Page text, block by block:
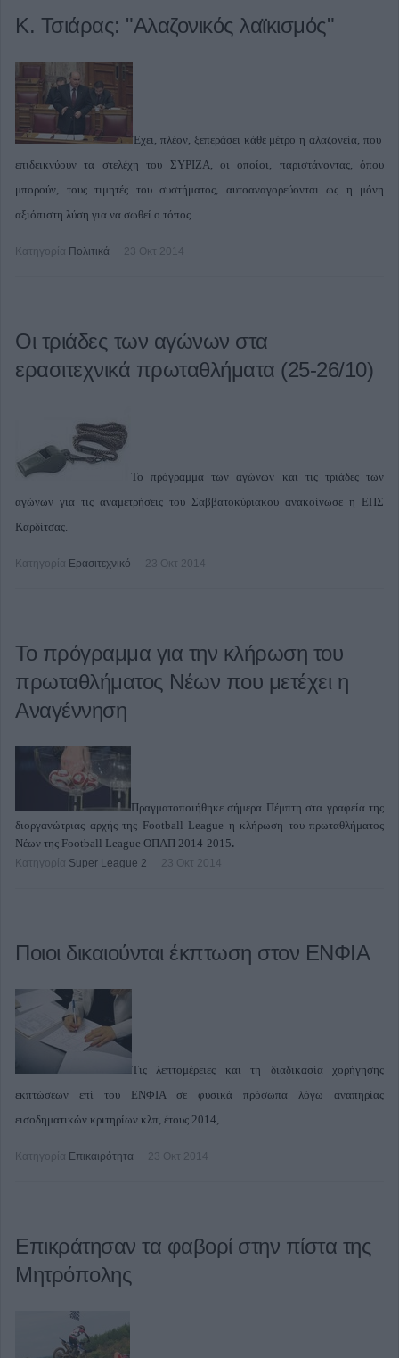
Κ. Τσιάρας: "Αλαζονικός λαϊκισμός"
Έχει, πλέον, ξεπεράσει κάθε μέτρο η αλαζονεία, που
επιδεικνύουν τα στελέχη του ΣΥΡΙΖΑ, οι οποίοι, παριστάνοντας, όπου
μπορούν, τους τιμητές του συστήματος, αυτοαναγορεύονται ως η μόνη
αξιόπιστη λύση για να σωθεί ο τόπος.
Κατηγορία Πολιτικά 23 Οκτ 2014
Οι τριάδες των αγώνων στα
ερασιτεχνικά πρωταθλήματα (25-26/10)
Το πρόγραμμα των αγώνων και τις τριάδες των
αγώνων για τις αναμετρήσεις του Σαββατοκύριακου ανακοίνωσε η ΕΠΣ
Καρδίτσας.
Κατηγορία Ερασιτεχνικό 23 Οκτ 2014
Το πρόγραμμα για την κλήρωση του
πρωταθλήματος Νέων που μετέχει η
Αναγέννηση
Πραγματοποιήθηκε σήμερα Πέμπτη στα γραφεία της
διοργανώτριας αρχής της Football League η κλήρωση του πρωταθλήματος
Νέων της Football League ΟΠΑΠ 2014-2015.
Κατηγορία Super League 2 23 Οκτ 2014
Ποιοι δικαιούνται έκπτωση στον ΕΝΦΙΑ
Τις λεπτομέρειες και τη διαδικασία χορήγησης
εκπτώσεων επί του ΕΝΦΙΑ σε φυσικά πρόσωπα λόγω αναπηρίας
εισοδηματικών κριτηρίων κλπ, έτους 2014,
Κατηγορία Επικαιρότητα 23 Οκτ 2014
Επικράτησαν τα φαβορί στην πίστα της
Μητρόπολης